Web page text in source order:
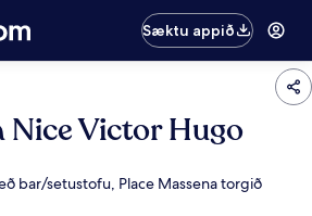
Sæktu appið
Nice Victor Hugo
bar/setustofu, Place Massena torgið